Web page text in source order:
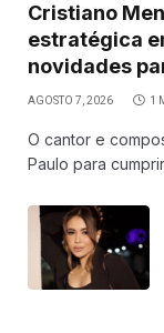
Cristiano
estratégica
novidades
AGOSTO 7, 2026 1
O cantor e
Paulo para